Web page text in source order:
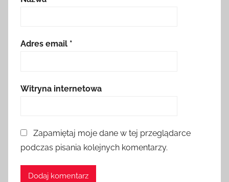
Adres email *
Witryna internetowa
Zapamiętaj moje dane w tej przeglądarce
podczas pisania kolejnych komentarzy.